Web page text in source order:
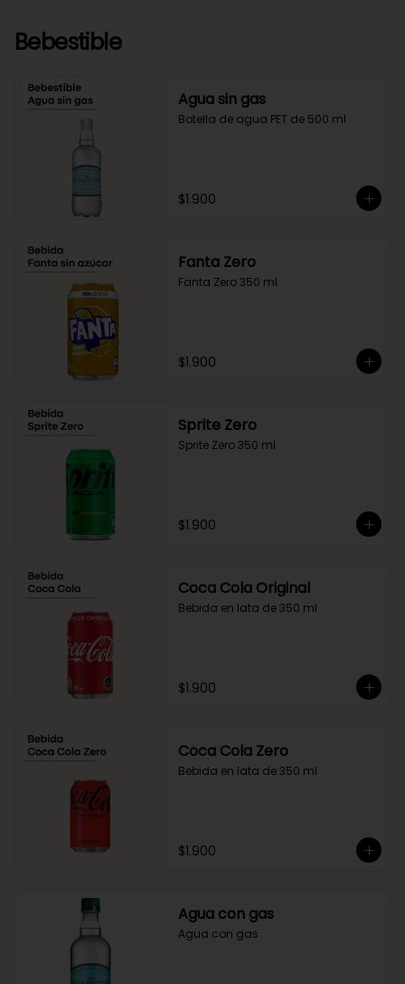
Bebestible
Agua sin gas
Botella de agua PET de 500 ml
$1.900
Fanta Zero
Fanta Zero 350 ml
$1.900
Sprite Zero
Sprite Zero 350 ml
$1.900
Coca Cola Original
Bebida en lata de 350 ml
$1.900
Coca Cola Zero
Bebida en lata de 350 ml
$1.900
Agua con gas
Agua con gas